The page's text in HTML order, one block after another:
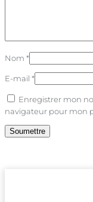
Nom *
E-mail *
Enregistrer mon
navigateur pour mon